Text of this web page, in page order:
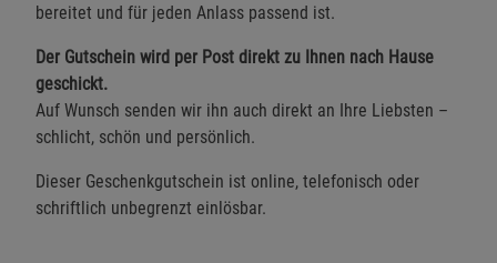
bereitet und für jeden Anlass passend ist.
Der Gutschein wird per Post direkt zu Ihnen nach Hause
geschickt.
Auf Wunsch senden wir ihn auch direkt an Ihre Liebsten –
schlicht, schön und persönlich.
Dieser Geschenkgutschein ist online, telefonisch oder
schriftlich unbegrenzt einlösbar.